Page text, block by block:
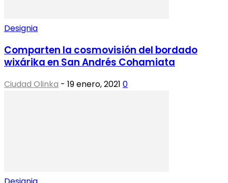
Designia
Comparten la cosmovisión del bordado
wixárika en San Andrés Cohamiata
Ciudad Olinka - 19 enero, 2021 0